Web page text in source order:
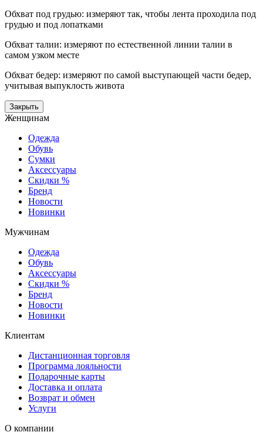
Обхват под грудью: измеряют так, чтобы лента проходила под
грудью и под лопатками
Обхват талии: измеряют по естественной линии талии в
самом узком месте
Обхват бедер: измеряют по самой выступающей части бедер,
учитывая выпуклость живота
Закрыть
Женщинам
Одежда
Обувь
Сумки
Аксессуары
Скидки %
Бренд
Новости
Новинки
Мужчинам
Одежда
Обувь
Аксессуары
Скидки %
Бренд
Новости
Новинки
Клиентам
Дистанционная торговля
Программа лояльности
Подарочные карты
Доставка и оплата
Возврат и обмен
Услуги
О компании